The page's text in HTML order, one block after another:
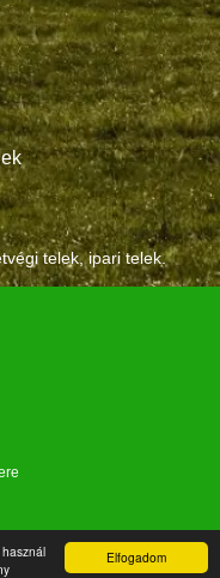
Elfogadom
telek, ipari telek.
ügyviteli és